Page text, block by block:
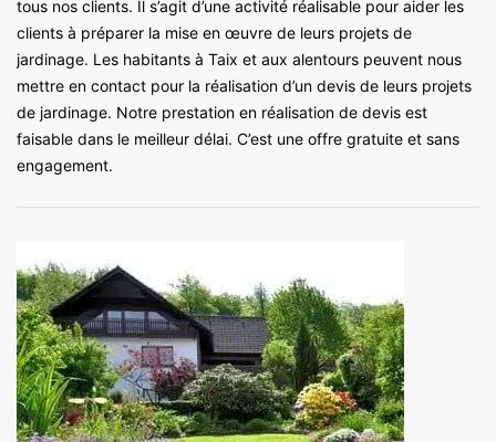
tous nos clients. Il s’agit d’une activité réalisable pour aider les
clients à préparer la mise en œuvre de leurs projets de
jardinage. Les habitants à Taix et aux alentours peuvent nous
mettre en contact pour la réalisation d’un devis de leurs projets
de jardinage. Notre prestation en réalisation de devis est
faisable dans le meilleur délai. C’est une offre gratuite et sans
engagement.